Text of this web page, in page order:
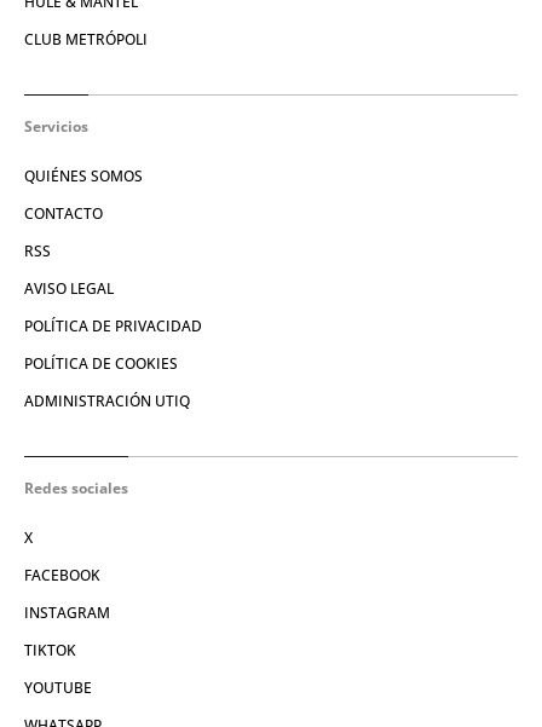
CLUB METRÓPOLI
Servicios
QUIÉNES SOMOS
CONTACTO
RSS
AVISO LEGAL
POLÍTICA DE PRIVACIDAD
POLÍTICA DE COOKIES
ADMINISTRACIÓN UTIQ
Redes sociales
X
FACEBOOK
INSTAGRAM
TIKTOK
YOUTUBE